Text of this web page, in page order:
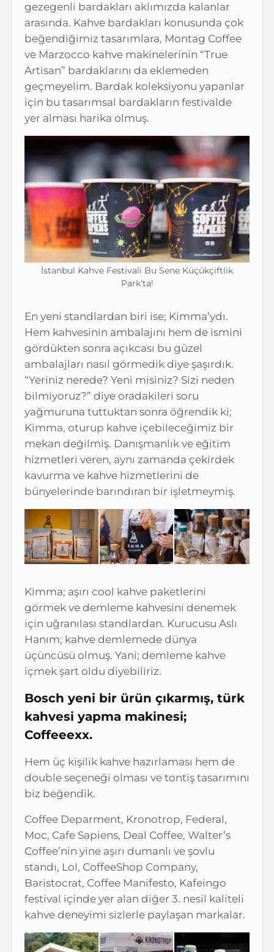
gezegenli bardakları aklımızda kalanlar
arasında. Kahve bardakları konusunda çok
beğendiğimiz tasarımlara, Montag Coffee
ve Marzocco kahve makinelerinin “True
Artisan” bardaklarını da eklemeden
geçmeyelim. Bardak koleksiyonu yapanlar
için bu tasarımsal bardakların festivalde
yer alması harika olmuş.
İstanbul Kahve Festivali Bu Sene Küçükçiftlik
Park’ta!
En yeni standlardan biri ise; Kimma’ydı.
Hem kahvesinin ambalajını hem de ismini
gördükten sonra açıkcası bu güzel
ambalajları nasıl görmedik diye şaşırdık.
“Yeriniz nerede? Yeni misiniz? Sizi neden
bilmiyoruz?” diye oradakileri soru
yağmuruna tuttuktan sonra öğrendik ki;
Kimma, oturup kahve içebileceğimiz bir
mekan değilmiş. Danışmanlık ve eğitim
hizmetleri veren, aynı zamanda çekirdek
kavurma ve kahve hizmetlerini de
bünyelerinde barındıran bir işletmeymiş.
Kimma; aşırı cool kahve paketlerini
görmek ve demleme kahvesini denemek
için uğranılası standlardan. Kurucusu Aslı
Hanım; kahve demlemede dünya
üçüncüsü olmuş. Yani; demleme kahve
içmek şart oldu diyebiliriz.
Bosch yeni bir ürün çıkarmış, türk
kahvesi yapma makinesi;
Coffeeexx.
Hem üç kişilik kahve hazırlaması hem de
double seçeneği olması ve tontiş tasarımını
biz beğendik.
Coffee Deparment, Kronotrop, Federal,
Moc, Cafe Sapiens, Deal Coffee, Walter’s
Coffee’nin yine aşırı dumanlı ve şovlu
standı, Lol, CoffeeShop Company,
Baristocrat, Coffee Manifesto, Kafeingo
festival içinde yer alan diğer 3. nesil kaliteli
kahve deneyimi sizlerle paylaşan markalar.